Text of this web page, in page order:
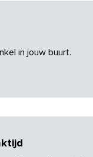
in jouw buurt.